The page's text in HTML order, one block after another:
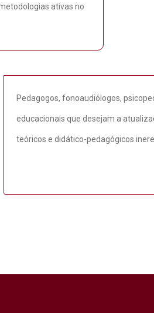
ativas no
Pedagogos, fonoaudiólogos,
educacionais que desejam a
teóricos e didático-pedagógicos